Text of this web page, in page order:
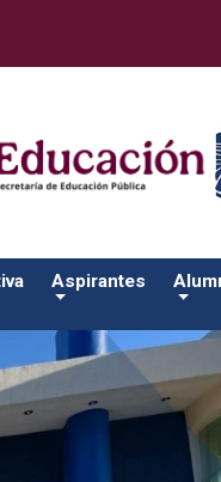
article.rb 43-alumnos/
Aspirantes